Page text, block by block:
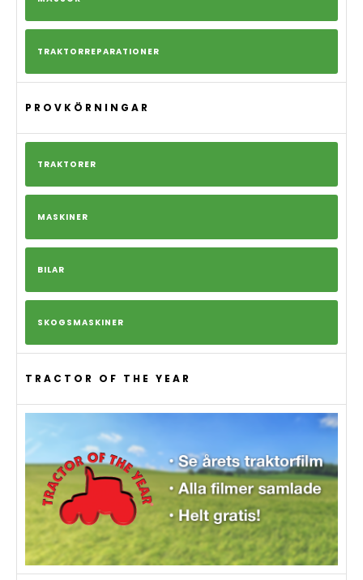
TRAKTORREPARATIONER
PROVKÖRNINGAR
TRAKTORER
MASKINER
BILAR
SKOGSMASKINER
TRACTOR OF THE YEAR